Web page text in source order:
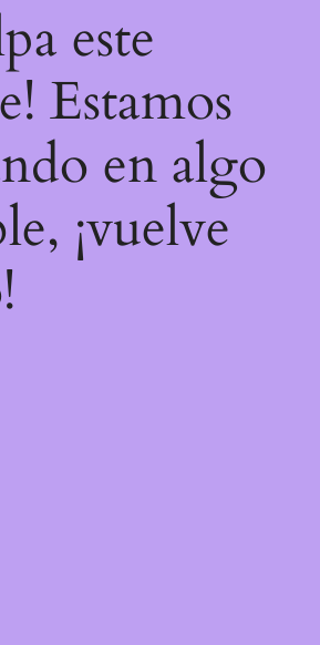
este
Estamos
en algo
¡vuelve